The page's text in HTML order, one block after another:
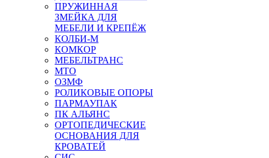
ПРУЖИННАЯ
ЗМЕЙКА ДЛЯ
МЕБЕЛИ И КРЕПЁЖ
КОЛБИ-М
КОМКОР
МЕБЕЛЬТРАНС
MTO
ОЗМФ
РОЛИКОВЫЕ ОПОРЫ
ПАРМАУПАК
ПК АЛЬЯНС
ОРТОПЕДИЧЕСКИЕ
ОСНОВАНИЯ ДЛЯ
КРОВАТЕЙ